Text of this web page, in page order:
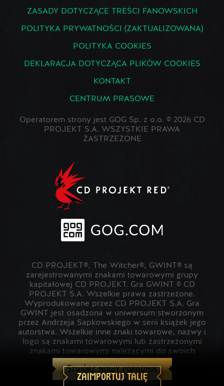
Stwórz nowy poradnik
ZAIMPORTUJ TALIĘ
ZASADY DOTYCZĄCE TREŚCI FANOWSKICH
POLITYKA PRYWATNOŚCI (ZAKTUALIZOWANA)
POLITYKA COOKIES
DEKLARACJA DOTYCZĄCA PLIKÓW COOKIES
KONTAKT
CENTRUM PRASOWE
Operatorem strony jest GOG Sp. z o.o. © 2026 CD
PROJEKT S.A. WSZYSTKIE PRAWA
ZASTRZEŻONE
CD PROJEKT®, The Witcher®, GWINT® są
zarejestrowanymi znakami towarowymi grupy
kapitałowej CD PROJEKT. Gra GWINT © CD
PROJEKT S.A. Wszelkie prawa zastrzeżone.
Wyprodukowane przez CD PROJEKT S.A. Gra
GWINT jest osadzona w uniwersum stworzonym
przez Andrzeja Sapkowskiego w serii książek jego
autorstwa. Wszelkie inne znaki towarowe, nazwy i
logo są znakami towarowymi lub zastrzeżonymi
znakami towarowymi należącymi do swoich
prawowitych właścicieli.